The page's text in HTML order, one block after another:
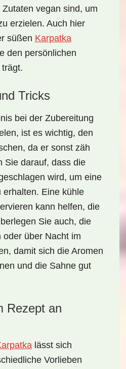
vegan sind, um
erzielen. Auch hier
süßen Karpatka
den persönlichen
Tricks
bei der Zubereitung
ist es wichtig, den
da er sonst zäh
Sie darauf, dass die
wird, um eine
erhalten. Eine kühle
kann helfen, die
Sie auch, die
oder über Nacht im
damit sich die Aromen
und die Sahne gut
Rezept an
lässt sich
Vorlieben